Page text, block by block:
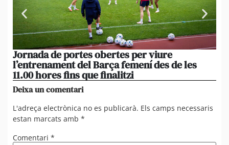
Jornada de portes obertes per viure
l’entrenament del Barça femení des de les
11.00 hores fins que finalitzi
Deixa un comentari
L'adreça electrònica no es publicarà. Els camps necessaris
estan marcats amb *
Comentari *